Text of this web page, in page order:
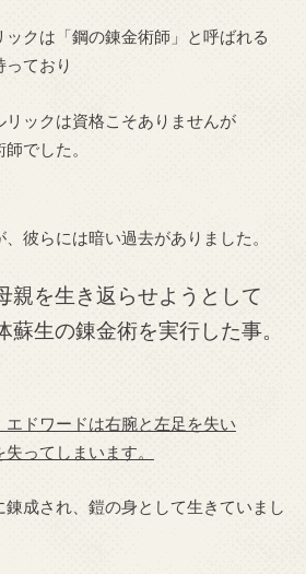
ックは「鋼の錬金術師」と呼ばれる
ており
リックは資格こそありませんが
でした。
彼らには暗い過去がありました。
親を生き返らせようとして
生の錬金術を実行した事。
ドワードは右腕と左足を失い
ってしまいます。
成され、鎧の身として生きていまし